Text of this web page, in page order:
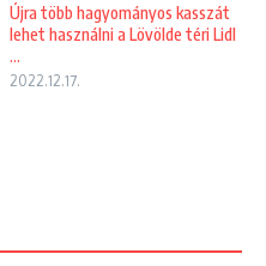
Újra több hagyományos kasszát
lehet használni a Lövölde téri Lidl
...
2022.12.17.